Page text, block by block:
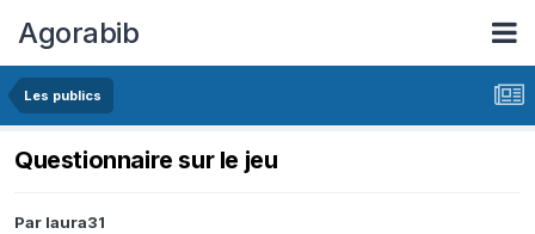
Agorabib
Les publics
Questionnaire sur le jeu
Par laura31